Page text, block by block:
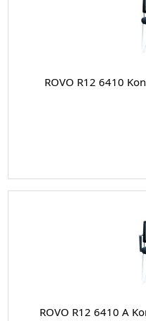
ROVO R12 6410
ROVO R12 6410 A